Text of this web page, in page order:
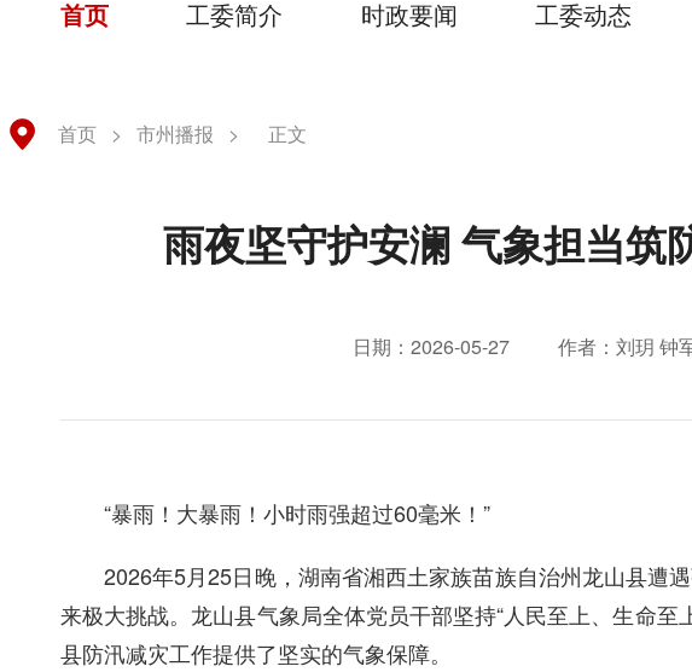
首页 工委简介 时政要闻 工委动态
首页 > 市州播报 > 正文
雨夜坚守护安澜 气象担当
日期：2026-05-27 作者：刘玥 钟
“暴雨！大暴雨！小时雨强超过60毫米！”
2026年5月25日晚，湖南省湘西土家族苗族自治州龙山县遭遇
来极大挑战。龙山县气象局全体党员干部坚持“人民至上、生命至
县防汛减灾工作提供了坚实的气象保障。